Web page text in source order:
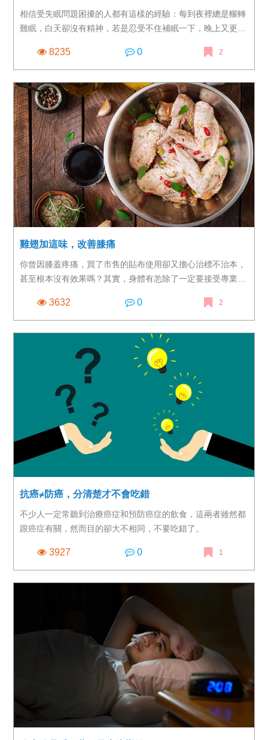
相信受失眠問題困擾的人都有這樣的經驗：每到夜裡總是輾轉
難眠，白天卻沒有精神，若是忍受不住補眠一下，晚上又更加
讓通勤危險性提高，長期下來也容易影響身體，造成健康上的
負面影響。 而失眠常見的原因有常熬夜、作息不正常，或是
因為心理上的因素如憂鬱、焦慮等原因，不過眼科醫師也指
出，失眠也有可能和「眼睛」有關，建議可以在晚上泡澡時用
溫毛巾溫敷一下眼部，可望幫助調整自律神經平衡，甚至可能
有改善失眠的效果。
8235 0 2
雞翅加這味，改善膝痛
你曾因膝蓋疼痛，買了市售的貼布使用卻又擔心治標不治本，
甚至根本沒有效果嗎？其實，身體有恙除了一定要接受專業醫
透過補充營養來食補，多管齊下來幫助恢復健康。
3632 0 2
抗癌≠防癌，分清楚才不會吃錯
不少人一定常聽到治療癌症和預防癌症的飲食，這兩者雖然都
跟癌症有關，然而目的卻大不相同，不要吃錯了。
3927 0 1